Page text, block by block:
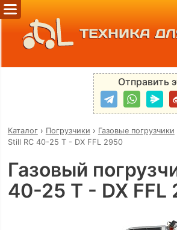
ТЕХНИКА
Отправить
Каталог› Погрузчики › Газовые погрузчики
Still RC 40-25 T - DX FFL 2950
Газовый
40-25 T - DX FFL